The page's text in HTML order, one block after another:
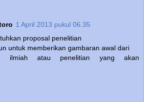
1 April 2013 pukul 06.35
proposal penelitian
untuk memberikan gambaran awal dari
ilmiah atau penelitian yang akan